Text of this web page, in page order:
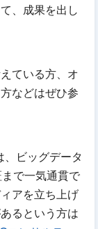
、成果を出し
ている方、オ
などはぜひ参
ビッグデータ
で一気通貫で
アを立ち上げ
るという方は